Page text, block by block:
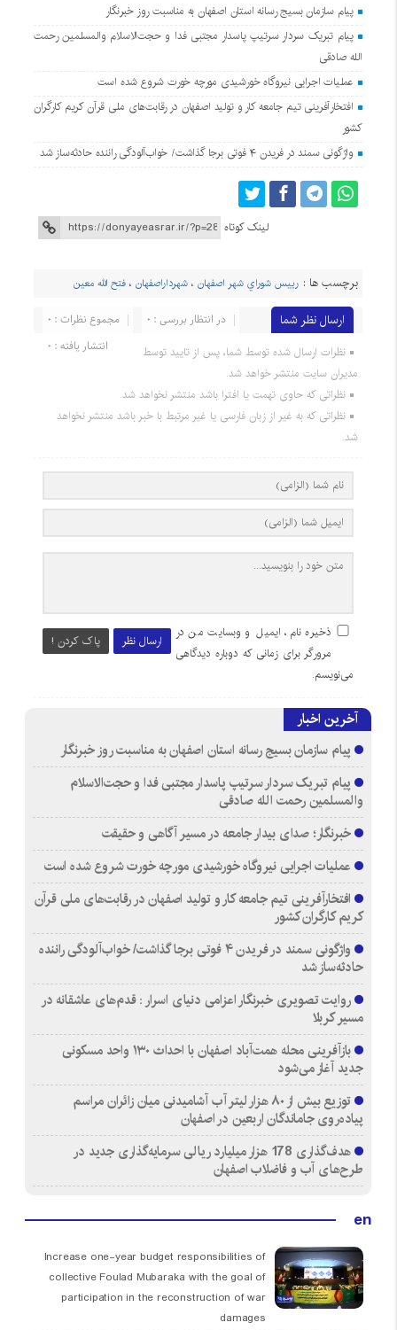
پیام سازمان بسیج رسانه استان اصفهان به مناسبت روز خبرنگار
پیام تبریک سردار سرتیپ پاسدار مجتبی فدا و حجت‌الاسلام والمسلمین رحمت
الله صادقی
عملیات اجرایی نیروگاه خورشیدی مورچه خورت شروع شده است
افتخارآفرینی تیم جامعه کار و تولید اصفهان در رقابت‌های ملی قرآن کریم کارگران
کشور
واژگونی سمند در فریدن ۴ فوتی برجا گذاشت/ خواب‌آلودگی راننده حادثه‌ساز شد
لینک کوتاه
برچسب ها : رييس شوراي شهر اصفهان ،شهرداراصفهان ،فتح الله معين
ارسال نظر شما مجموع نظرات : 0
در انتظار بررسی : 0
انتشار یافته : 0
نظرات ارسال شده توسط شما، پس از تایید توسط
مدیران سایت منتشر خواهد شد.
نظراتی که حاوی تهمت یا افترا باشد منتشر نخواهد شد.
نظراتی که به غیر از زبان فارسی یا غیر مرتبط با خبر باشد منتشر نخواهد
شد.
ارسال نظر پاک کردن !
ذخیره نام، ایمیل و وبسایت من در
مرورگر برای زمانی که دوباره دیدگاهی
می‌نویسم.
آخرین اخبار
پیام سازمان بسیج رسانه استان اصفهان به مناسبت روز خبرنگار
پیام تبریک سردار سرتیپ پاسدار مجتبی فدا و حجت‌الاسلام
والمسلمین رحمت الله صادقی
خبرنگار؛ صدای بیدار جامعه در مسیر آگاهی و حقیقت
عملیات اجرایی نیروگاه خورشیدی مورچه خورت شروع شده است
افتخارآفرینی تیم جامعه کار و تولید اصفهان در رقابت‌های ملی قرآن
کریم کارگران کشور
واژگونی سمند در فریدن ۴ فوتی برجا گذاشت/ خواب‌آلودگی راننده
حادثه‌ساز شد
روایت تصویری خبرنگار اعزامی دنیای اسرار : قدم‌های عاشقانه در
مسیر کربلا
بازآفرینی محله همت‌آباد اصفهان با احداث ۱۳۰ واحد مسکونی
جدید آغاز می‌شود
توزیع بیش از ۸۰ هزار لیتر آب آشامیدنی میان زائران مراسم
پیاده‌روی جاماندگان اربعین در اصفهان
هدف‌گذاری 178 هزار میلیارد ریالی سرمایه‌گذاری جدید در
طرح‌های آب و فاضلاب اصفهان
en
Increase one-year budget responsibilities of
collective Foulad Mubaraka with the goal of
participation in the reconstruction of war
damages